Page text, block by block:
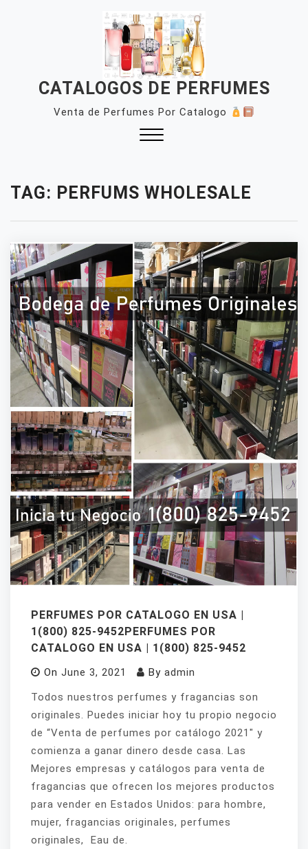
CATALOGOS DE PERFUMES
Venta de Perfumes Por Catalogo
TAG: PERFUMS WHOLESALE
PERFUMES POR CATALOGO EN USA |
1(800) 825-9452PERFUMES POR
CATALOGO EN USA | 1(800) 825-9452
On June 3, 2021 By admin
Todos nuestros perfumes y fragancias son
originales. Puedes iniciar hoy tu propio negocio
de “Venta de perfumes por catálogo 2021″ y
comienza a ganar dinero desde casa. Las
Mejores empresas y catálogos para venta de
fragancias que ofrecen los mejores productos
para vender en Estados Unidos: para hombre,
mujer, fragancias originales, perfumes
originales, Eau de.